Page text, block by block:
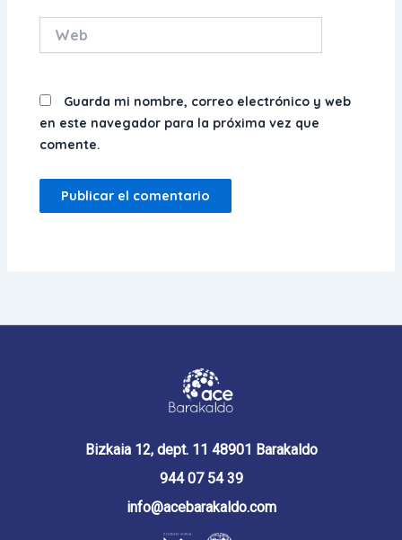
Guarda mi nombre, correo electrónico y web
en este navegador para la próxima vez que
comente.
Bizkaia 12, dept. 11 48901 Barakaldo
944 07 54 39
info@acebarakaldo.com